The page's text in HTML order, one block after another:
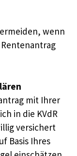
wenn
mit Ihrer
in die KVdR
versichert
Basis Ihres